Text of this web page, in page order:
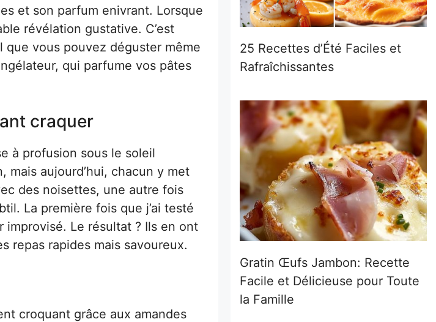
et son parfum enivrant. Lorsque
révélation gustative. C’est
que vous pouvez déguster même
qui parfume vos pâtes
craquer
à profusion sous le soleil
aujourd’hui, chacun y met
des noisettes, une autre fois
La première fois que j’ai testé
improvisé. Le résultat ? Ils en ont
repas rapides mais savoureux.
croquant grâce aux amandes
25 Recettes d’Été Faciles et
Rafraîchissantes
Gratin Œufs Jambon: Recette
Facile et Délicieuse pour Toute
la Famille